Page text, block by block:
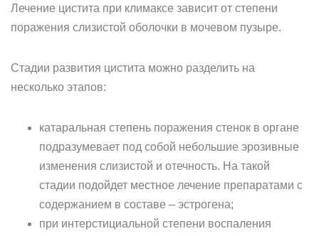
Лечение цистита при климаксе зависит от степени
поражения слизистой оболочки в мочевом пузыре.
Стадии развития цистита можно разделить на
несколько этапов:
катаральная степень поражения стенок в органе
подразумевает под собой небольшие эрозивные
изменения слизистой и отечность. На такой
стадии подойдет местное лечение препаратами с
содержанием в составе – эстрогена;
при интерстициальной степени воспаления